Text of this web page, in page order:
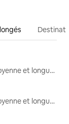
Locations moyenne et longue durée
Locations moyenne et longue durée